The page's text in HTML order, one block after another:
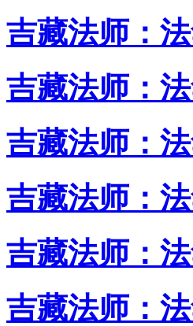
吉藏法师：
吉藏法师：
吉藏法师：
吉藏法师：
吉藏法师：
吉藏法师：